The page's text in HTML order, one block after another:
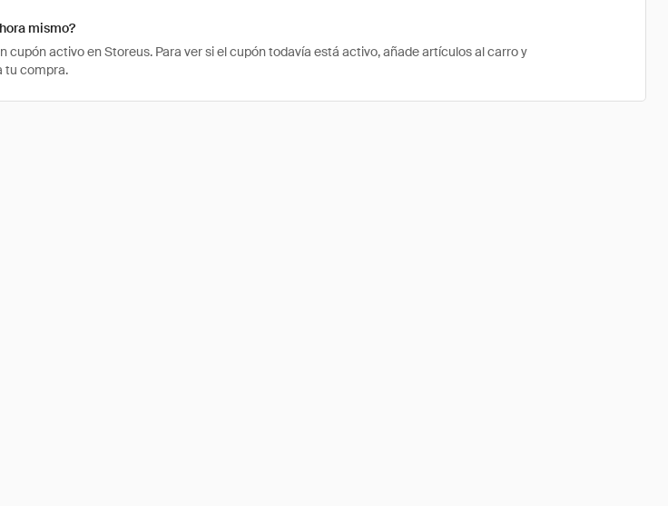
mismo?
activo en Storeus. Para ver si el cupón todavía está activo, añade artículos al carro y
tu compra.